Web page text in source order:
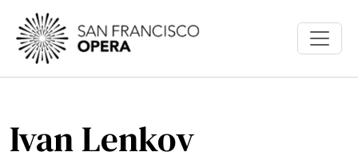
Skip to main content
Ivan Lenkov